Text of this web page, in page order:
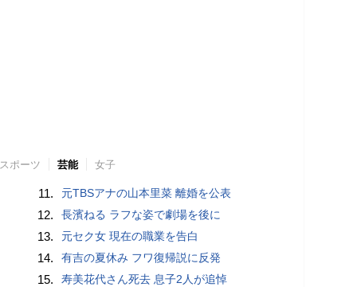
スポーツ 芸能 女子
11. 元TBSアナの山本里菜 離婚を公表
12. 長濱ねる ラフな姿で劇場を後に
13. 元セク女 現在の職業を告白
14. 有吉の夏休み フワ復帰説に反発
15. 寿美花代さん死去 息子2人が追悼